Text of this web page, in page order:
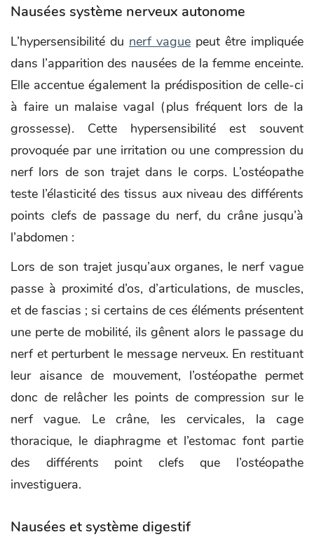
Nausées système nerveux autonome
L’hypersensibilité du nerf vague peut être impliquée
dans l’apparition des nausées de la femme enceinte.
Elle accentue également la prédisposition de celle-ci
à faire un malaise vagal (plus fréquent lors de la
grossesse). Cette hypersensibilité est souvent
provoquée par une irritation ou une compression du
nerf lors de son trajet dans le corps. L’ostéopathe
teste l’élasticité des tissus aux niveau des différents
points clefs de passage du nerf, du crâne jusqu’à
l’abdomen :
Lors de son trajet jusqu’aux organes, le nerf vague
passe à proximité d’os, d’articulations, de muscles,
et de fascias ; si certains de ces éléments présentent
une perte de mobilité, ils gênent alors le passage du
nerf et perturbent le message nerveux. En restituant
leur aisance de mouvement, l’ostéopathe permet
donc de relâcher les points de compression sur le
nerf vague. Le crâne, les cervicales, la cage
thoracique, le diaphragme et l’estomac font partie
des différents point clefs que l’ostéopathe
investiguera.
Nausées et système digestif